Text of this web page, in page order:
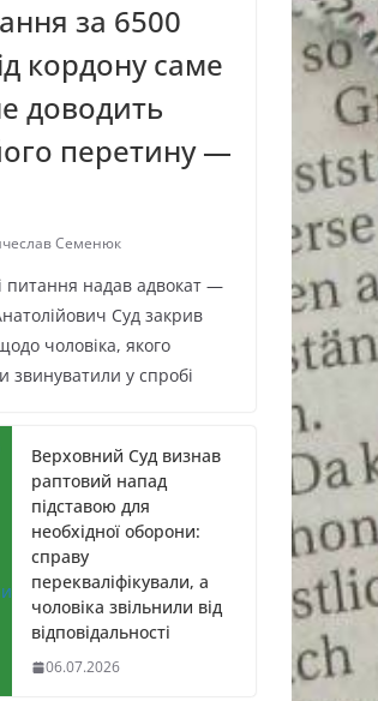
за 6500
кордону саме
доводить
перетину —
Семенюк
питання надав адвокат —
Суд закрив
чоловіка, якого
звинуватили у спробі
Верховний Суд визнав
раптовий напад
підставою для
необхідної оборони:
справу
перекваліфікували, а
чоловіка звільнили від
відповідальності
06.07.2026